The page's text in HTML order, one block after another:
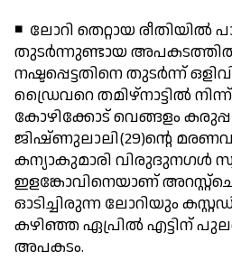
◾ ലോറി തെറ്റായ
തുടര്‍ന്നുണ്ടായ
നഷ്ടപ്പെട്ടതിനെ തുടര്‍ന്ന്
ഡ്രൈവറെ തമിഴ്‌നാട്ടില്‍
കോഴിക്കോട് വെങ്ങളം
ജിഷ്ണുലാലി(29)ന്റെ
കന്യാകുമാരി വിരുദുനഗള്‍
ഇളങ്കോവിനെയാണ്
ഓടിച്ചിരുന്ന ലോറിയും
കഴിഞ്ഞ ഏപ്രില്‍ എട്ടിന്
അപകടം.